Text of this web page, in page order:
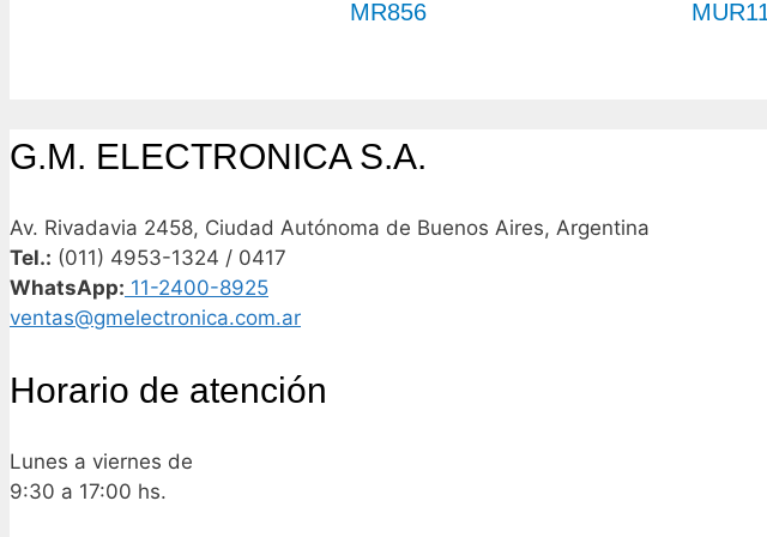
MR856
G.M. ELECTRONICA S.A.
Av. Rivadavia 2458, Ciudad Autónoma de Buenos Aires, Argentina
Tel.: (011) 4953-1324 / 0417
WhatsApp: 11-2400-8925
ventas@gmelectronica.com.ar
Horario de atención
Lunes a viernes de
9:30 a 17:00 hs.